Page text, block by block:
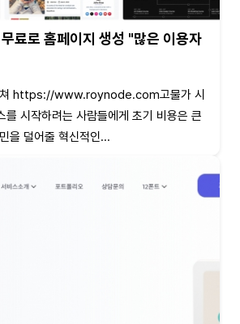
료로 홈페이지 생성 "많은 이용자
https://www.roynode.com고물가 시
를 시작하려는 사람들에게 초기 비용은 큰
을 덜어줄 혁신적인...